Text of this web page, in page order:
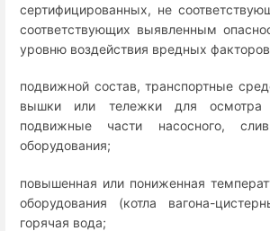
сертифицированных, не
соответствующих выявленным
уровню воздействия вредных
подвижной состав, транспортные
вышки или тележки для осмотра
подвижные части насосного,
оборудования;
повышенная или пониженная
оборудования (котла вагона-
горячая вода;